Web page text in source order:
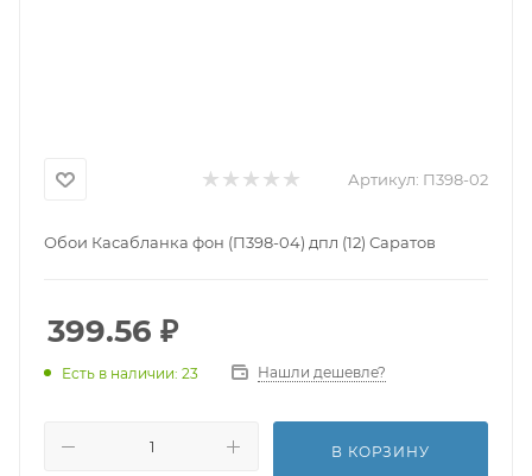
Артикул: П398-02
Обои Касабланка фон (П398-04) дпл (12) Саратов
399.56 ₽
Есть в наличии: 23 Нашли дешевле?
В КОРЗИНУ